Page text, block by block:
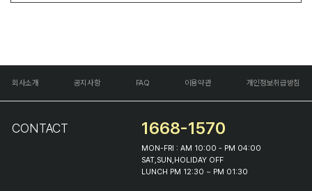
회사소개 공지사항 FAQ 이용약관 개인정보취급방침
CONTACT 1668-1570
MON-FRI : AM 10:00 - PM 04:00
SAT,SUN,HOLIDAY OFF
LUNCH PM 12:30 ~ PM 01:30